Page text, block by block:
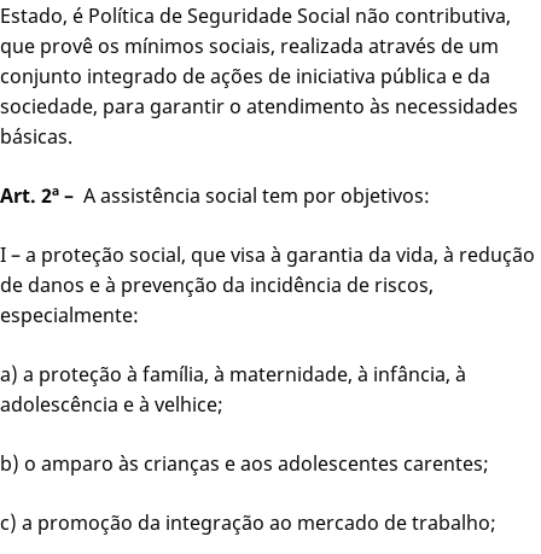
Estado, é Política de Seguridade Social não contributiva,
que provê os mínimos sociais, realizada através de um
conjunto integrado de ações de iniciativa pública e da
sociedade, para garantir o atendimento às necessidades
básicas.
Art. 2ª – A assistência social tem por objetivos:
I – a proteção social, que visa à garantia da vida, à redução
de danos e à prevenção da incidência de riscos,
especialmente:
a) a proteção à família, à maternidade, à infância, à
adolescência e à velhice;
b) o amparo às crianças e aos adolescentes carentes;
c) a promoção da integração ao mercado de trabalho;